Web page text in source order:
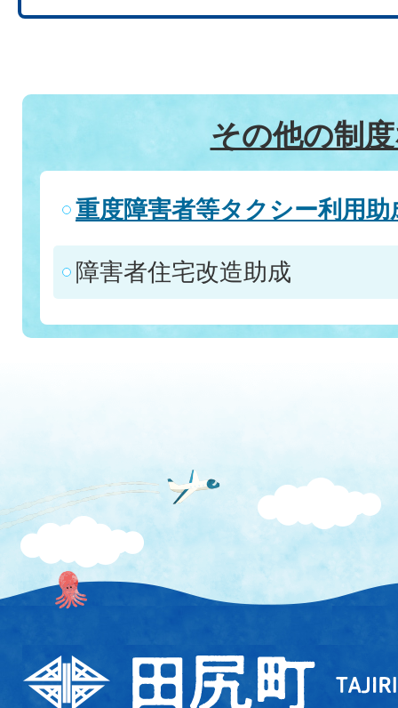
その他の制
重度障害者等タクシー利用助
障害者住宅改造助成